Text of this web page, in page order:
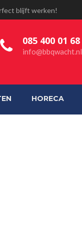
blijft werken!
085 400 01 68
info@bbqwacht.nl
HORECA